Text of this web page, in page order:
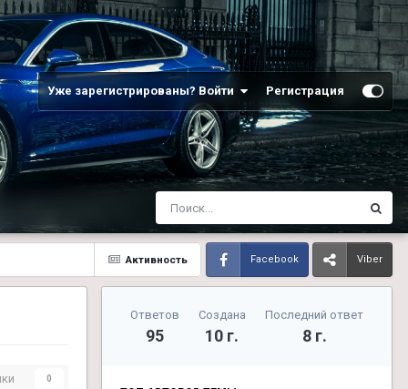
Уже зарегистрированы? Войти Регистрация
Активность Facebook Viber
0
Ответов
95
Создана
10 г.
Последний ответ
8 г.